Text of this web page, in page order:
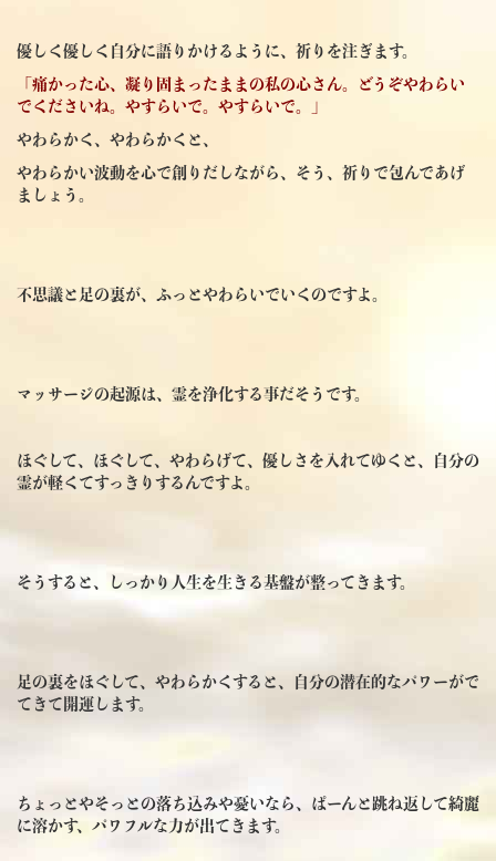
優しく優しく自分に語りかけるように、祈りを注ぎます。
「痛かった心、凝り固まったままの私の心さん。どうぞやわらい
でくださいね。やすらいで。やすらいで。」
やわらかく、やわらかくと、
やわらかい波動を心で創りだしながら、そう、祈りで包んであげ
ましょう。
不思議と足の裏が、ふっとやわらいでいくのですよ。
マッサージの起源は、霊を浄化する事だそうです。
ほぐして、ほぐして、やわらげて、優しさを入れてゆくと、自分の
霊が軽くてすっきりするんですよ。
そうすると、しっかり人生を生きる基盤が整ってきます。
足の裏をほぐして、やわらかくすると、自分の潜在的なパワーがで
てきて開運します。
ちょっとやそっとの落ち込みや憂いなら、ぱーんと跳ね返して綺麗
に溶かす、パワフルな力が出てきます。